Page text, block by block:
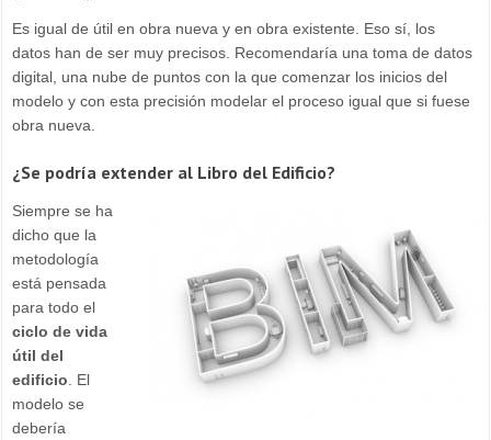
Es igual de útil en obra nueva y en obra existente. Eso sí, los
datos han de ser muy precisos. Recomendaría una toma de datos
digital, una nube de puntos con la que comenzar los inicios del
modelo y con esta precisión modelar el proceso igual que si fuese
obra nueva.
¿Se podría extender al Libro del Edificio?
Siempre se ha
dicho que la
metodología
está pensada
para todo el
ciclo de vida
útil del
edificio . El
modelo se
debería